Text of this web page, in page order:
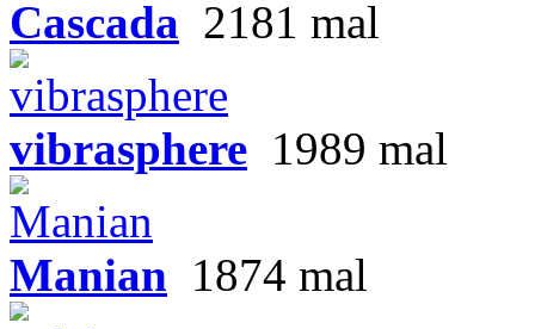
Cascada 2181 mal
vibrasphere 1989 mal
Manian 1874 mal